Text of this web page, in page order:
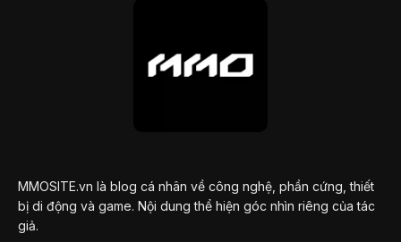
MMOSITE.vn là blog cá nhân về công nghệ, phần cứng, thiết
bị di động và game. Nội dung thể hiện góc nhìn riêng của tác
giả.